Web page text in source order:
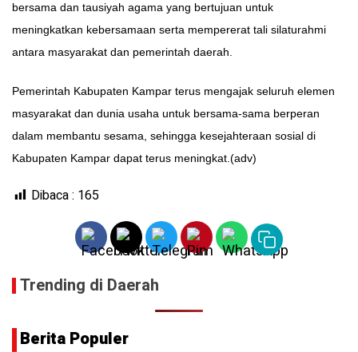
bersama dan tausiyah agama yang bertujuan untuk
meningkatkan kebersamaan serta mempererat tali silaturahmi
antara masyarakat dan pemerintah daerah.
Pemerintah Kabupaten Kampar terus mengajak seluruh elemen
masyarakat dan dunia usaha untuk bersama-sama berperan
dalam membantu sesama, sehingga kesejahteraan sosial di
Kabupaten Kampar dapat terus meningkat.(adv)
Dibaca : 165
Trending di Daerah
Berita Populer